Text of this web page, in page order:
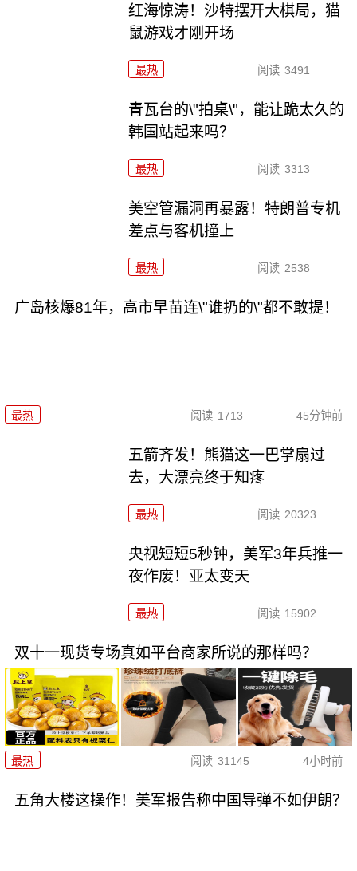
红海惊涛！沙特摆开大棋局，猫
鼠游戏才刚开场
最热 阅读 3491
青瓦台的\"拍桌\"，能让跪太久的
韩国站起来吗？
最热 阅读 3313
美空管漏洞再暴露！特朗普专机
差点与客机撞上
最热 阅读 2538
广岛核爆81年，高市早苗连\"谁扔的\"都不敢提！
最热 阅读 1713 45分钟前
五箭齐发！熊猫这一巴掌扇过
去，大漂亮终于知疼
最热 阅读 20323
央视短短5秒钟，美军3年兵推一
夜作废！亚太变天
最热 阅读 15902
双十一现货专场真如平台商家所说的那样吗？
最热 阅读 31145 4小时前
五角大楼这操作！美军报告称中国导弹不如伊朗？